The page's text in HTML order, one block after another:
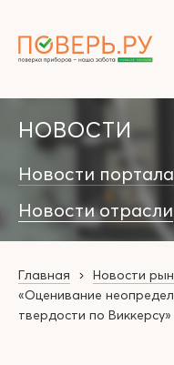
НОВОСТИ
Новости портала
Новости отрасли
Главная Новости
«Оценивание
твердости по Виккерсу»